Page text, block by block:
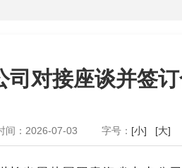
对接座谈并签
间：2026-07-03 字号： [小] [大]